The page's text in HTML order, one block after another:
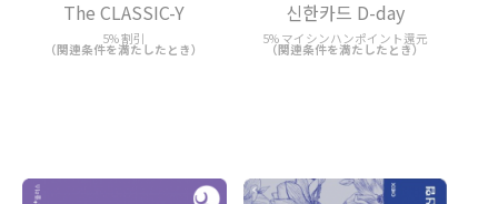
The CLASSIC-Y
5% 割引
（関連条件を満たしたとき）
신한카드 D-day
5% マイシンハンポイント還元
（関連条件を満たしたとき）